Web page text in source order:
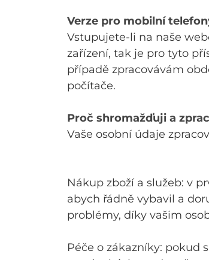
Verze pro mobilní
Vstupujete-li na naše
zařízení, tak je pro tyto
případě zpracovávám
počítače.
Proč shromažďuji a
Vaše osobní údaje
Nákup zboží a služeb: v
abych řádně vybavil a
problémy, díky vašim
Péče o zákazníky: pokud